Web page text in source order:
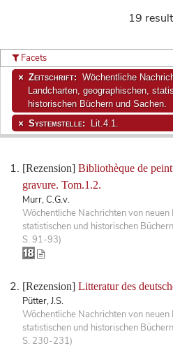
19
[Rezension] Bibliothèque de
gravure. Tom.1.2.
Murr, C.G.v.
Wöchentliche Nachrichten von
statistischen und historischen
S. 91-93)
[Rezension] Litteratur des
Pütter, J.S.
Wöchentliche Nachrichten von
statistischen und historischen
S. 230-231)
Facets
Zeitschrift:
Wöchentliche
Landcharten, geographischen,
historischen Büchern und Sachen.
Systemstelle: Lit.4.1.